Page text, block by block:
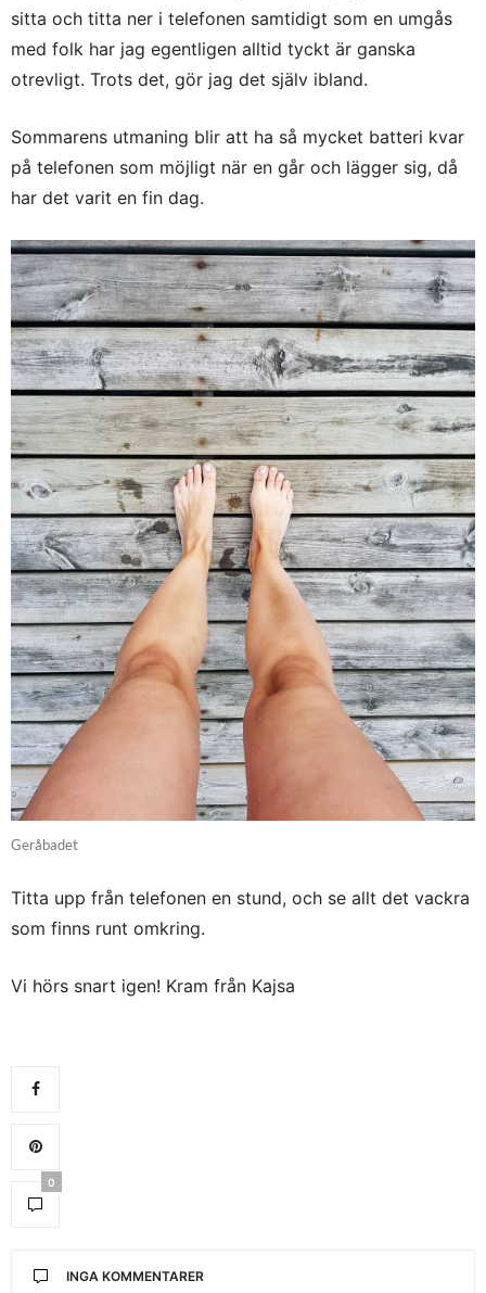
sitta och titta ner i telefonen samtidigt som en umgås
med folk har jag egentligen alltid tyckt är ganska
otrevligt. Trots det, gör jag det själv ibland.
Sommarens utmaning blir att ha så mycket batteri kvar
på telefonen som möjligt när en går och lägger sig, då
har det varit en fin dag.
Geråbadet
Titta upp från telefonen en stund, och se allt det vackra
som finns runt omkring.
Vi hörs snart igen! Kram från Kajsa
0
INGA KOMMENTARER